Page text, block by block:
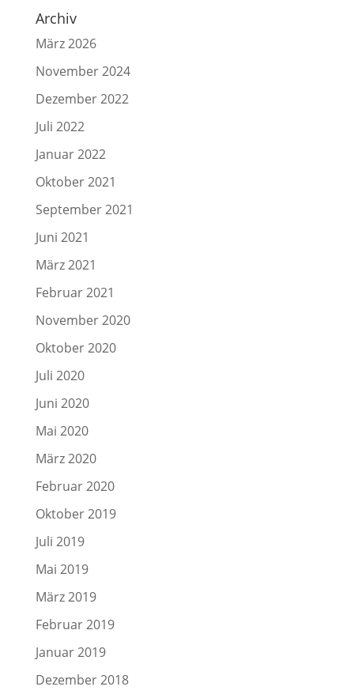
Archiv
März 2026
November 2024
Dezember 2022
Juli 2022
Januar 2022
Oktober 2021
September 2021
Juni 2021
März 2021
Februar 2021
November 2020
Oktober 2020
Juli 2020
Juni 2020
Mai 2020
März 2020
Februar 2020
Oktober 2019
Juli 2019
Mai 2019
März 2019
Februar 2019
Januar 2019
Dezember 2018